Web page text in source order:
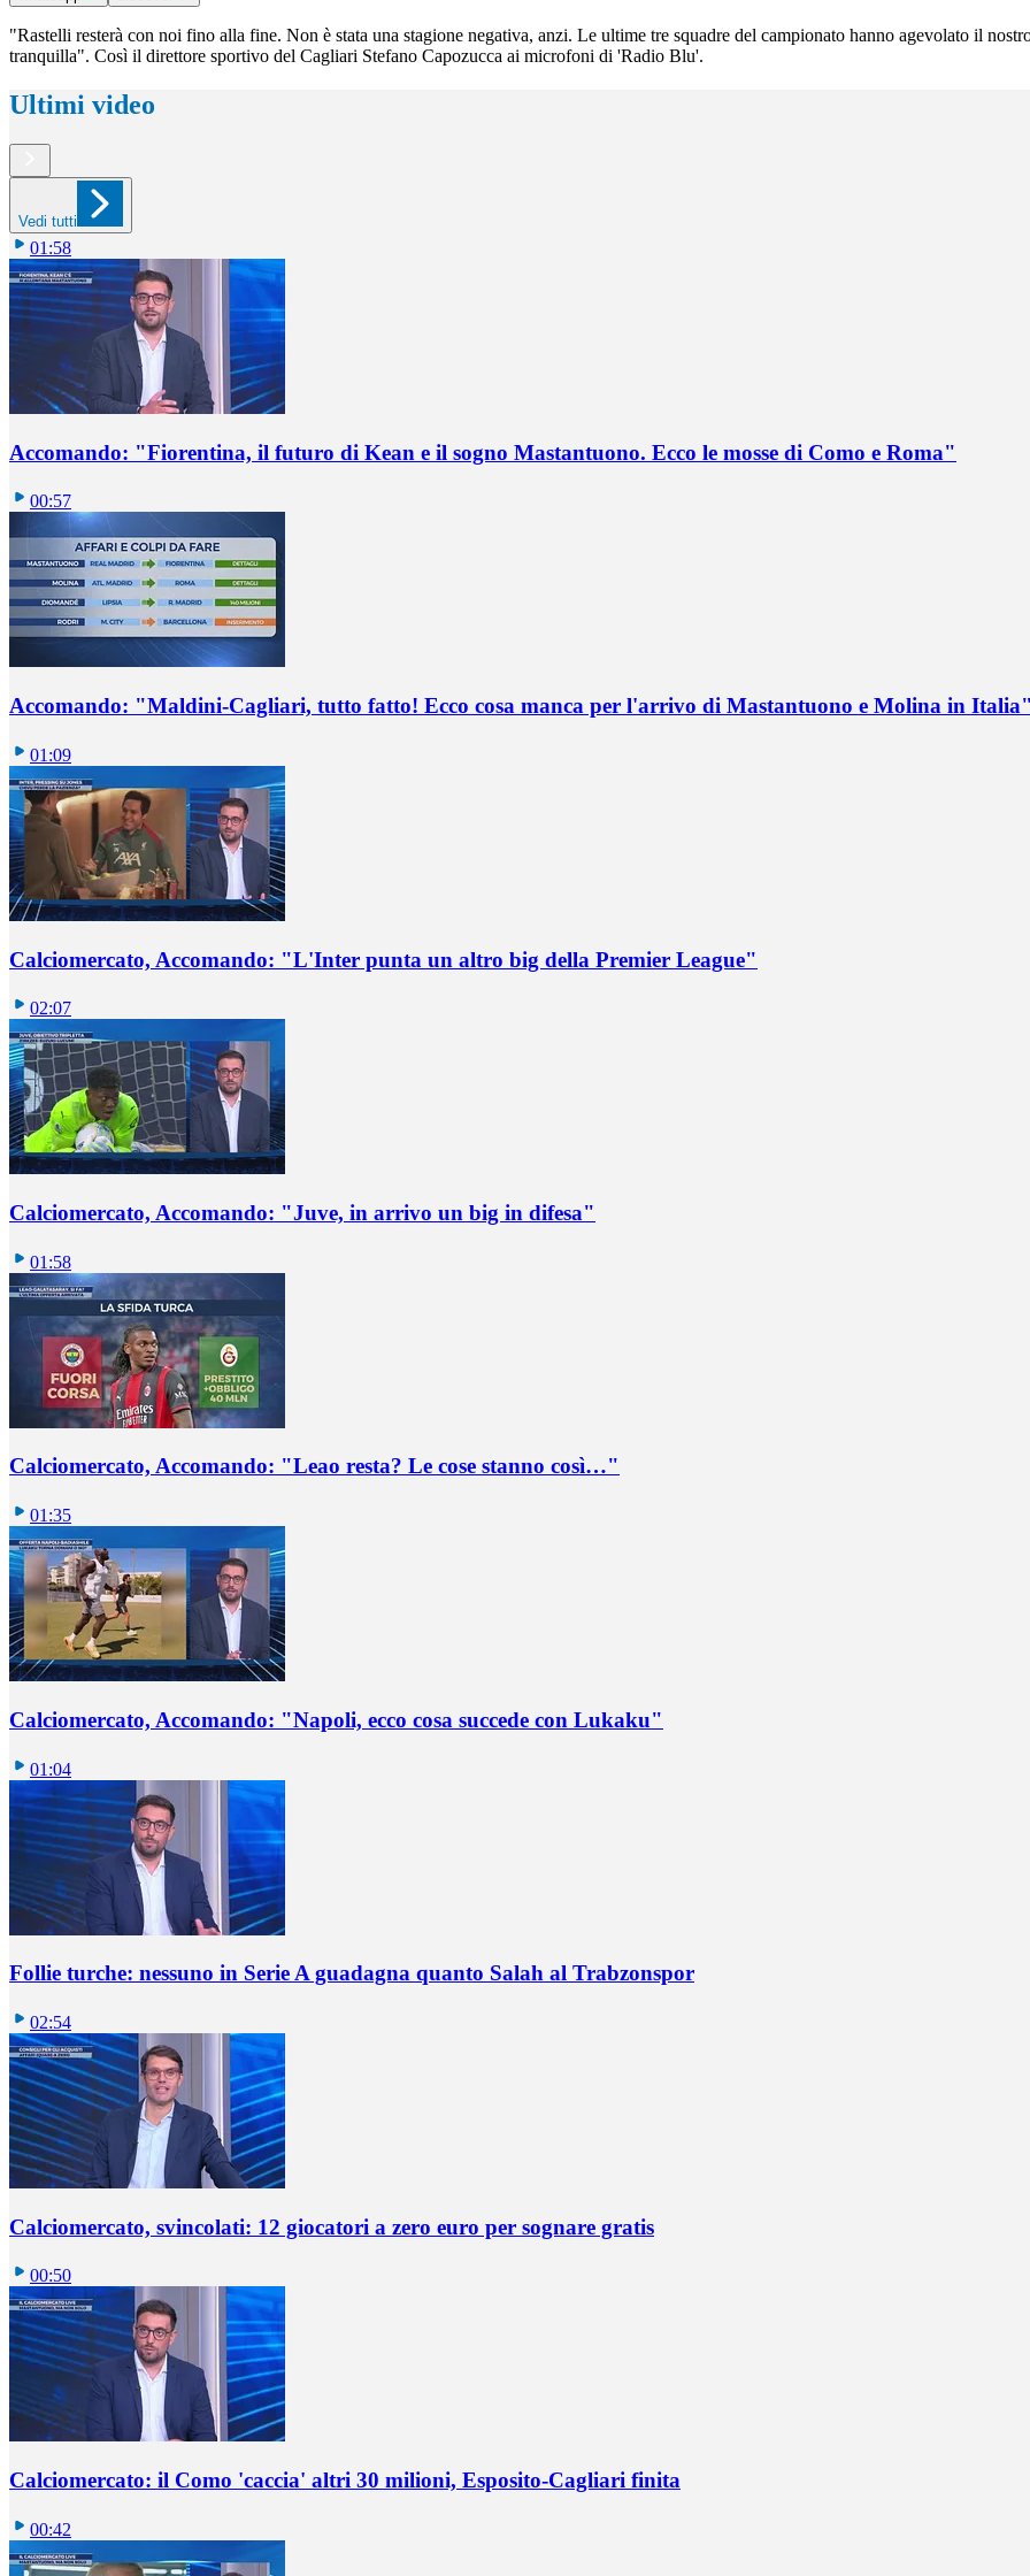
"Rastelli resterà con noi fino alla fine. Non è stata una stagione negativa, anzi. Le ultime tre squadre del campionato hanno agevolato il
tranquilla". Così il direttore sportivo del Cagliari Stefano Capozucca ai microfoni di 'Radio Blu'.
Ultimi video
Vedi tutti
01:58
Accomando: "Fiorentina, il futuro di Kean e il sogno Mastantuono. Ecco le mosse di Como e Roma"
00:57
Accomando: "Maldini-Cagliari, tutto fatto! Ecco cosa manca per l'arrivo di Mastantuono e Molina in
01:09
Calciomercato, Accomando: "L'Inter punta un altro big della Premier League"
02:07
Calciomercato, Accomando: "Juve, in arrivo un big in difesa"
01:58
Calciomercato, Accomando: "Leao resta? Le cose stanno così…"
01:35
Calciomercato, Accomando: "Napoli, ecco cosa succede con Lukaku"
01:04
Follie turche: nessuno in Serie A guadagna quanto Salah al Trabzonspor
02:54
Calciomercato, svincolati: 12 giocatori a zero euro per sognare gratis
00:50
Calciomercato: il Como 'caccia' altri 30 milioni, Esposito-Cagliari finita
00:42